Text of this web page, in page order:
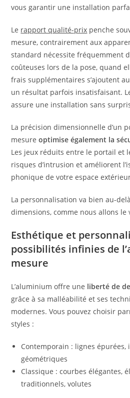
vous garantir une installation
Le rapport qualité-prix penche
mesure, contrairement aux
standard nécessite fréquemment
coûteuses lors de la pose, quand
frais supplémentaires s’ajoutent
un résultat parfois insatisfaisant.
assure une installation sans
La précision dimensionnelle d’un
mesureoptimise également la
Les jeux réduits entre le portail et
risques d’intrusion et améliorent
phonique de votre espace
La personnalisation va bien au-
dimensions, comme nous allons le
Esthétique et
possibilités infinies de
mesure
L’aluminium offre une liberté de
grâce à sa malléabilité et ses
modernes. Vous pouvez choisir
styles :
Contemporain : lignes épurées,
géométriques
Classique : courbes élégantes,
traditionnels, volutes